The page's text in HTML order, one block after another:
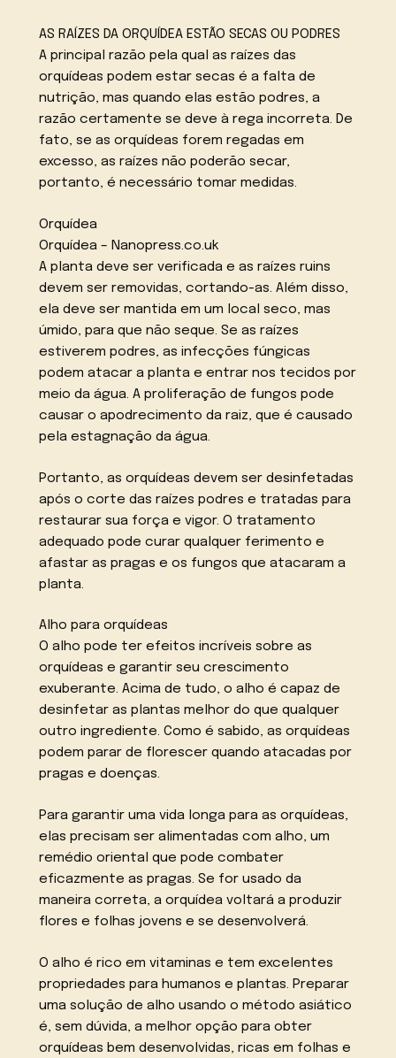
AS RAÍZES DA ORQUÍDEA ESTÃO SECAS OU PODRES
A principal razão pela qual as raízes das
orquídeas podem estar secas é a falta de
nutrição, mas quando elas estão podres, a
razão certamente se deve à rega incorreta. De
fato, se as orquídeas forem regadas em
excesso, as raízes não poderão secar,
portanto, é necessário tomar medidas.
Orquídea
Orquídea – Nanopress.co.uk
A planta deve ser verificada e as raízes ruins
devem ser removidas, cortando-as. Além disso,
ela deve ser mantida em um local seco, mas
úmido, para que não seque. Se as raízes
estiverem podres, as infecções fúngicas
podem atacar a planta e entrar nos tecidos por
meio da água. A proliferação de fungos pode
causar o apodrecimento da raiz, que é causado
pela estagnação da água.
Portanto, as orquídeas devem ser desinfetadas
após o corte das raízes podres e tratadas para
restaurar sua força e vigor. O tratamento
adequado pode curar qualquer ferimento e
afastar as pragas e os fungos que atacaram a
planta.
Alho para orquídeas
O alho pode ter efeitos incríveis sobre as
orquídeas e garantir seu crescimento
exuberante. Acima de tudo, o alho é capaz de
desinfetar as plantas melhor do que qualquer
outro ingrediente. Como é sabido, as orquídeas
podem parar de florescer quando atacadas por
pragas e doenças.
Para garantir uma vida longa para as orquídeas,
elas precisam ser alimentadas com alho, um
remédio oriental que pode combater
eficazmente as pragas. Se for usado da
maneira correta, a orquídea voltará a produzir
flores e folhas jovens e se desenvolverá.
O alho é rico em vitaminas e tem excelentes
propriedades para humanos e plantas. Preparar
uma solução de alho usando o método asiático
é, sem dúvida, a melhor opção para obter
orquídeas bem desenvolvidas, ricas em folhas e